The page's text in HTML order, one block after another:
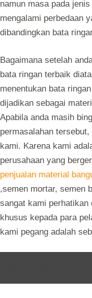
namun masa pada
mengalami perbedaan
dibandingkan bata
Bagaimana setelah
bata ringan terbaik
menentukan bata
dijadikan sebagai
Apabila anda masih
permasalahan
kami. Karena kami
perusahaan yang
penjualan material
,semen mortar, semen
sangat kami perhatikan
khusus kepada para
kami pegang adalah